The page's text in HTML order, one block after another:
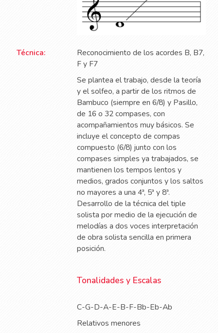
Técnica:
Reconocimiento de los acordes B, B7,
F y F7
Se plantea el trabajo, desde la teoría
y el solfeo, a partir de los ritmos de
Bambuco (siempre en 6/8) y Pasillo,
de 16 o 32 compases, con
acompañamientos muy básicos. Se
incluye el concepto de compas
compuesto (6/8) junto con los
compases simples ya trabajados, se
mantienen los tempos lentos y
medios, grados conjuntos y los saltos
no mayores a una 4ª, 5ª y 8ª.
Desarrollo de la técnica del tiple
solista por medio de la ejecución de
melodías a dos voces interpretación
de obra solista sencilla en primera
posición.
Tonalidades y Escalas
C-G-D-A-E-B-F-Bb-Eb-Ab
Relativos menores